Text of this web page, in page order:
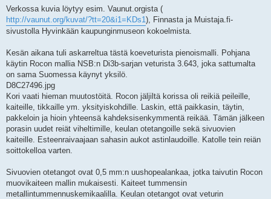
Verkossa kuvia löytyy esim. Vaunut.orgista (
http://vaunut.org/kuvat/?tt=20&i1=KDs1), Finnasta ja Muistaja.fi-
sivustolla Hyvinkään kaupunginmuseon kokoelmista.
Kesän aikana tuli askarreltua tästä koeveturista pienoismalli. Pohjana
käytin Rocon mallia NSB:n Di3b-sarjan veturista 3.643, joka sattumalta
on sama Suomessa käynyt yksilö.
D8C27496.jpg
Kori vaati hieman muutostöitä. Rocon jäljiltä korissa oli reikiä peileille,
kaiteille, tikkaille ym. yksityiskohdille. Laskin, että paikkasin, täytin,
pakkeloin ja hioin yhteensä kahdeksisenkymmentä reikää. Tämän jälkeen
porasin uudet reiät viheltimille, keulan otetangoille sekä sivuovien
kaiteille. Esteenraivaajaan sahasin aukot astinlaudoille. Katolle tein reiän
soittokelloa varten.
Sivuovien otetangot ovat 0,5 mm:n uushopealankaa, jotka taivutin Rocon
muovikaiteen mallin mukaisesti. Kaiteet tummensin
metallintummennuskemikaalilla. Keulan otetangot ovat veturin